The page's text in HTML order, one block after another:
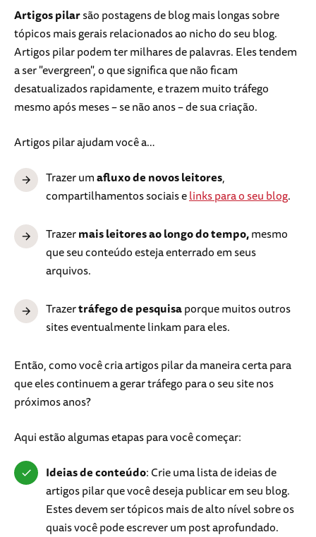
Artigos pilarsão postagens de blog mais longas sobre
tópicos mais gerais relacionados ao nicho do seu blog.
Artigos pilar podem ter milhares de palavras. Eles tendem
a ser "evergreen", o que significa que não ficam
desatualizados rapidamente, e trazem muito tráfego
mesmo após meses – se não anos – de sua criação.
Artigos pilar ajudam você a…
Trazer umafluxo de novos leitores,
compartilhamentos sociais elinks para o seu blog.
Trazermais leitores ao longo do tempo,mesmo
que seu conteúdo esteja enterrado em seus
arquivos.
Trazertráfego de pesquisaporque muitos outros
sites eventualmente linkam para eles.
Então, como você cria artigos pilar da maneira certa para
que eles continuem a gerar tráfego para o seu site nos
próximos anos?
Aqui estão algumas etapas para você começar:
Ideias de conteúdo: Crie uma lista de ideias de
artigos pilar que você deseja publicar em seu blog.
Estes devem ser tópicos mais de alto nível sobre os
quais você pode escrever um post aprofundado.